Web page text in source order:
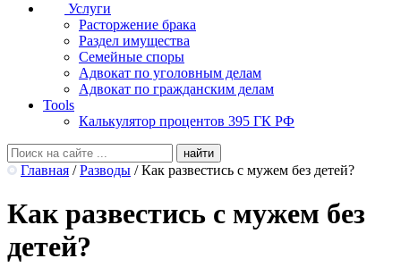
Услуги
Расторжение брака
Раздел имущества
Семейные споры
Адвокат по уголовным делам
Адвокат по гражданским делам
Tools
Калькулятор процентов 395 ГК РФ
Главная / Разводы / Как развестись с мужем без детей?
Как развестись с мужем без
детей?